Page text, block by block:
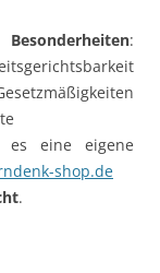
:
eine eigene
shop.de
.